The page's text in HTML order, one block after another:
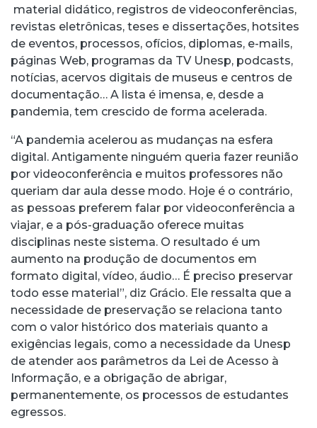
material didático, registros de videoconferências,
revistas eletrônicas, teses e dissertações, hotsites
de eventos, processos, ofícios, diplomas, e-mails,
páginas Web, programas da TV Unesp, podcasts,
notícias, acervos digitais de museus e centros de
documentação… A lista é imensa, e, desde a
pandemia, tem crescido de forma acelerada.
“A pandemia acelerou as mudanças na esfera
digital. Antigamente ninguém queria fazer reunião
por videoconferência e muitos professores não
queriam dar aula desse modo. Hoje é o contrário,
as pessoas preferem falar por videoconferência a
viajar, e a pós-graduação oferece muitas
disciplinas neste sistema. O resultado é um
aumento na produção de documentos em
formato digital, vídeo, áudio… É preciso preservar
todo esse material”, diz Grácio. Ele ressalta que a
necessidade de preservação se relaciona tanto
com o valor histórico dos materiais quanto a
exigências legais, como a necessidade da Unesp
de atender aos parâmetros da Lei de Acesso à
Informação, e a obrigação de abrigar,
permanentemente, os processos de estudantes
egressos.